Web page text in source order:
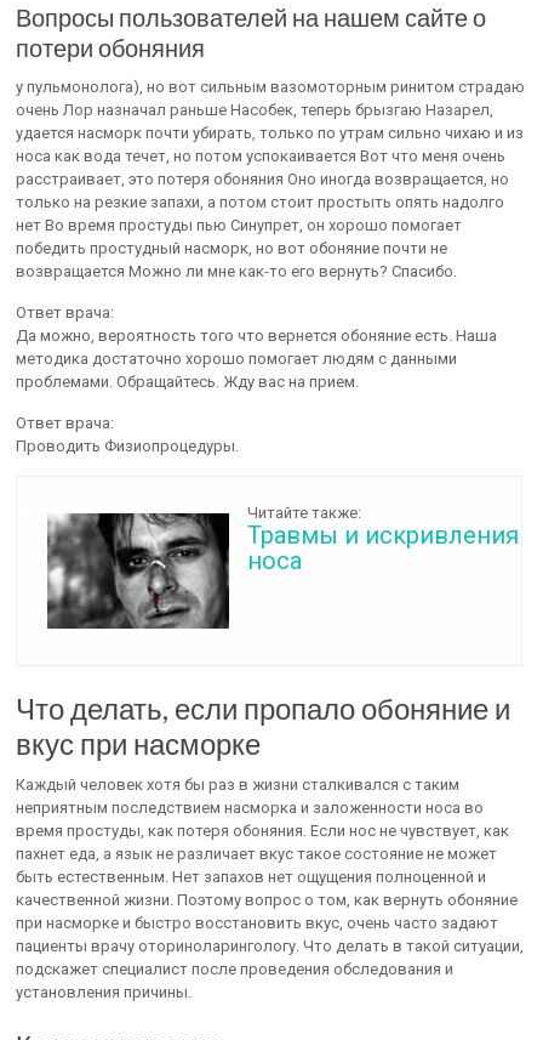
Вопросы пользователей на нашем сайте о
потери обоняния
у пульмонолога), но вот сильным вазомоторным ринитом страдаю
очень Лор назначал раньше Насобек, теперь брызгаю Назарел,
удается насморк почти убирать, только по утрам сильно чихаю и из
носа как вода течет, но потом успокаивается Вот что меня очень
расстраивает, это потеря обоняния Оно иногда возвращается, но
только на резкие запахи, а потом стоит простыть опять надолго
нет Во время простуды пью Синупрет, он хорошо помогает
победить простудный насморк, но вот обоняние почти не
возвращается Можно ли мне как-то его вернуть? Спасибо.
Ответ врача:
Да можно, вероятность того что вернется обоняние есть. Наша
методика достаточно хорошо помогает людям с данными
проблемами. Обращайтесь. Жду вас на прием.
Ответ врача:
Проводить Физиопроцедуры.
Читайте также:
Травмы и искривления
носа
Что делать, если пропало обоняние и
вкус при насморке
Каждый человек хотя бы раз в жизни сталкивался с таким
неприятным последствием насморка и заложенности носа во
время простуды, как потеря обоняния. Если нос не чувствует, как
пахнет еда, а язык не различает вкус такое состояние не может
быть естественным. Нет запахов нет ощущения полноценной и
качественной жизни. Поэтому вопрос о том, как вернуть обоняние
при насморке и быстро восстановить вкус, очень часто задают
пациенты врачу оториноларингологу. Что делать в такой ситуации,
подскажет специалист после проведения обследования и
установления причины.